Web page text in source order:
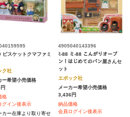
ビスケットクマファミ
ク社
ー希望小売価格
格
グイン後表示
カー在庫より取り寄せ
4905040143396
ﾐ-88 ミ-88 こんがりオーブ
ン！はじめてのパン屋さんセ
ット
エポック社
メーカー希望小売価格
3,436円
納品価格
会員ログイン後表示